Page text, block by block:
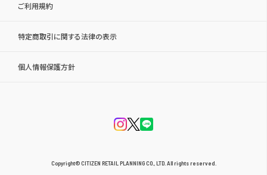
ご利用規約
特定商取引に関する法律の表示
個人情報保護方針
Copyright© CITIZEN RETAIL PLANNING CO., LTD. All rights reserved.